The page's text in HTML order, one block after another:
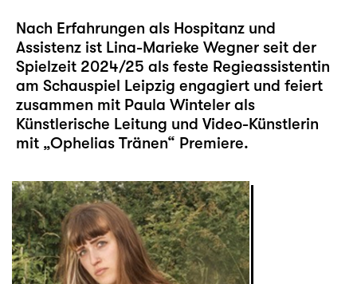
Nach Erfahrungen als Hospitanz und
Assistenz ist Lina-Marieke Wegner seit der
Spielzeit 2024/25 als feste Regieassistentin
am Schauspiel Leipzig engagiert und feiert
zusammen mit Paula Winteler als
Künstlerische Leitung und Video-Künstlerin
mit „Ophelias Tränen“ Premiere.